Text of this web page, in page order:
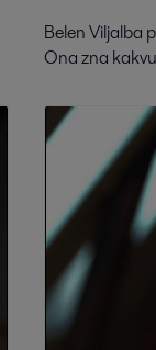
Belen Viljalba
Ona zna